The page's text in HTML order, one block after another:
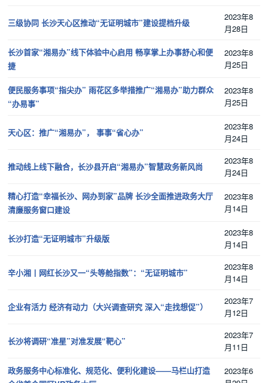
三级协同 长沙天心区推动“无证明城市”建设提档升级
2023年8
月28日
长沙首家“湘易办”线下体验中心启用 畅享掌上办事舒心和便
捷
2023年8
月25日
便民服务事项“指尖办” 雨花区多举措推广“湘易办”助力群众
“办易事”
2023年8
月25日
天心区：推广“湘易办”， 事事“省心办”
2023年8
月24日
推动线上线下融合，长沙县开启“湘易办”智慧政务新风尚
2023年8
月24日
精心打造“幸福长沙、网办到家”品牌 长沙全面推进政务大厅
清廉服务窗口建设
2023年8
月14日
长沙打造“无证明城市”升级版
2023年8
月14日
辛小湘丨网红长沙又一“头等舱指数”：“无证明城市”
2023年8
月14日
企业有活力 经济有动力（大兴调查研究 深入“走找想促”）
2023年7
月12日
长沙将调研“准星”对准发展“靶心”
2023年7
月11日
政务服务中心标准化、规范化、便利化建设——马栏山打造
2023年6